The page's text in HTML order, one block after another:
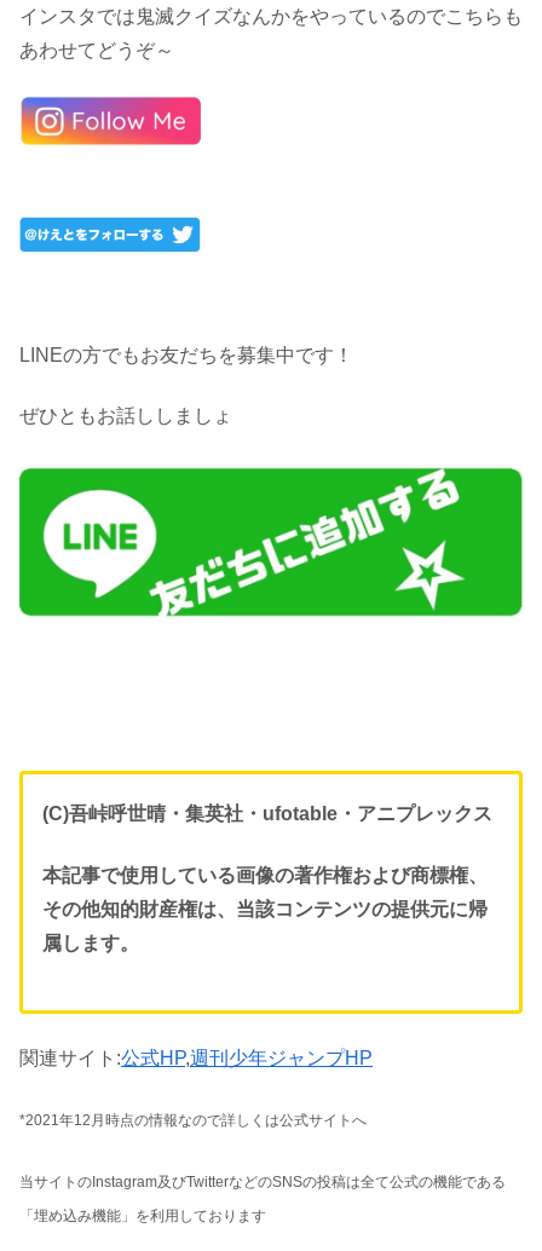
インスタでは鬼滅クイズなんかをやっているのでこちらも
あわせてどうぞ～
LINEの方でもお友だちを募集中です！
ぜひともお話ししましょ
(C)吾峠呼世晴・集英社・ufotable・アニプレックス
本記事で使用している画像の著作権および商標権、
その他知的財産権は、当該コンテンツの提供元に帰
属します。
関連サイト:公式HP,週刊少年ジャンプHP
*2021年12月時点の情報なので詳しくは公式サイトへ
当サイトのInstagram及びTwitterなどのSNSの投稿は全て公式の機能である
「埋め込み機能」を利用しております